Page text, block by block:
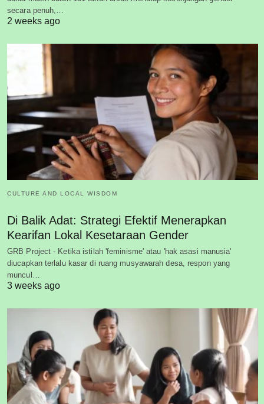
secara penuh,…
2 weeks ago
CULTURE AND LOCAL WISDOM
Di Balik Adat: Strategi Efektif Menerapkan
Kearifan Lokal Kesetaraan Gender
GRB Project - Ketika istilah 'feminisme' atau 'hak asasi manusia'
diucapkan terlalu kasar di ruang musyawarah desa, respon yang
muncul…
3 weeks ago